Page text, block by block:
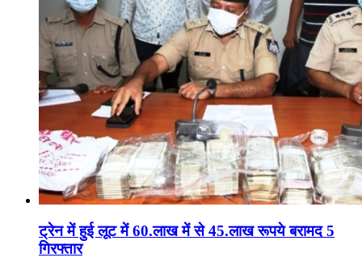
ट्रेन में हुई लूट में 60.लाख में से 45.लाख रूपये बरामद 5
गिरफ्तार